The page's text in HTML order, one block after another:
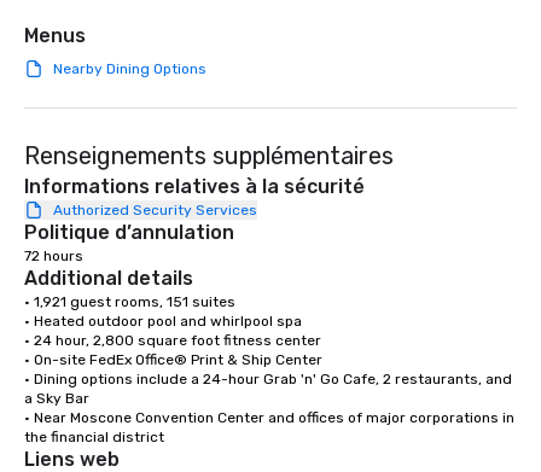
Menus
Nearby Dining Options
Renseignements supplémentaires
Informations relatives à la sécurité
Authorized Security Services
Politique d’annulation
72 hours
Additional details
• 1,921 guest rooms, 151 suites
• Heated outdoor pool and whirlpool spa
• 24 hour, 2,800 square foot fitness center
• On-site FedEx Office® Print & Ship Center
• Dining options include a 24-hour Grab 'n' Go Cafe, 2 restaurants, and
a Sky Bar
• Near Moscone Convention Center and offices of major corporations in
the financial district
Liens web